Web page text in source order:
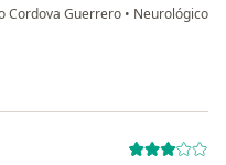
Cordova Guerrero • Neurológico